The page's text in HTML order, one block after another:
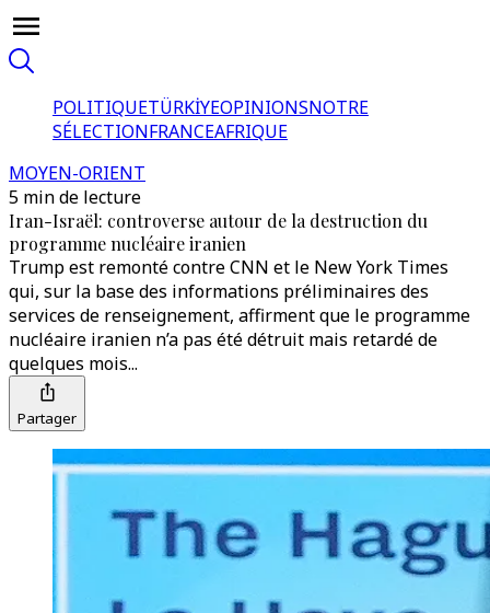
POLITIQUETÜRKİYEOPINIONSNOTRE
SÉLECTIONFRANCEAFRIQUE
MOYEN-ORIENT
5 min de lecture
Iran-Israël: controverse autour de la destruction du
programme nucléaire iranien
Trump est remonté contre CNN et le New York Times
qui, sur la base des informations préliminaires des
services de renseignement, affirment que le programme
nucléaire iranien n’a pas été détruit mais retardé de
quelques mois...
Partager